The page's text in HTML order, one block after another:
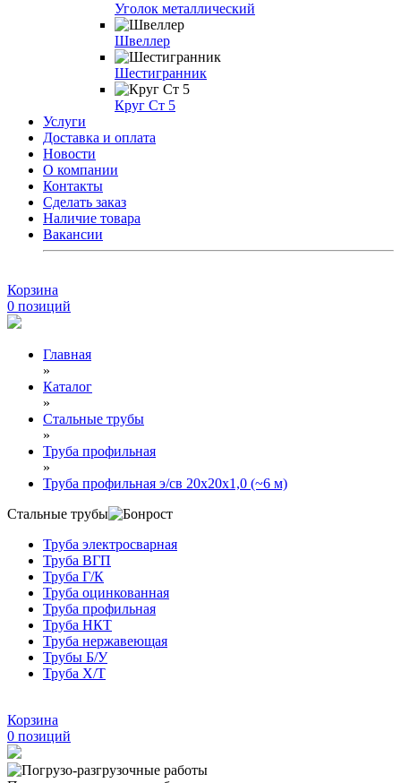
Уголок металлический
Швеллер
Шестигранник
Круг Ст 5
Услуги
Доставка и оплата
Новости
О компании
Контакты
Сделать заказ
Наличие товара
Вакансии
Корзина
0 позиций
Главная
»
Каталог
»
Стальные трубы
»
Труба профильная
»
Труба профильная э/св 20х20х1,0 (~6 м)
Стальные трубы
Труба электросварная
Труба ВГП
Труба Г/К
Труба оцинкованная
Труба профильная
Труба НКТ
Труба нержавеющая
Трубы Б/У
Труба Х/Т
Корзина
0 позиций